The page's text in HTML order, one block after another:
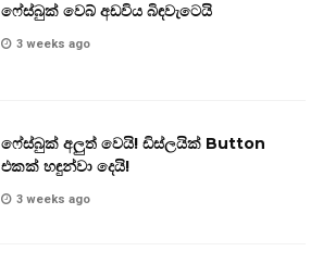
ෆේස්බුක් වෙබ් අඩවිය බිඳවැටෙයි
3 weeks ago
ෆේස්බුක් අලුත් වෙයි! ඩිස්ලයික් Button
එකක් හඳුන්වා දෙයි!
3 weeks ago